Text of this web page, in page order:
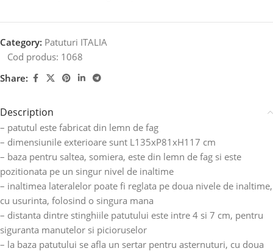
Category: Patuturi ITALIA
Cod produs: 1068
Share:
Description
– patutul este fabricat din lemn de fag
– dimensiunile exterioare sunt L135xP81xH117 cm
– baza pentru saltea, somiera, este din lemn de fag si este
pozitionata pe un singur nivel de inaltime
– inaltimea lateralelor poate fi reglata pe doua nivele de inaltime,
cu usurinta, folosind o singura mana
– distanta dintre stinghiile patutului este intre 4 si 7 cm, pentru
siguranta manutelor si picioruselor
– la baza patutului se afla un sertar pentru asternuturi, cu doua